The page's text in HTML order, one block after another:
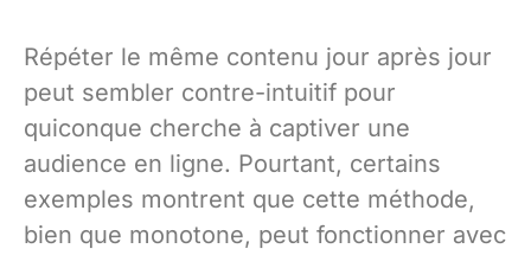
Répéter le même contenu jour après jour
peut sembler contre-intuitif pour
quiconque cherche à captiver une
audience en ligne. Pourtant, certains
exemples montrent que cette méthode,
bien que monotone, peut fonctionner avec